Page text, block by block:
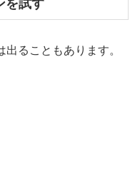
を試す
ることもあります。